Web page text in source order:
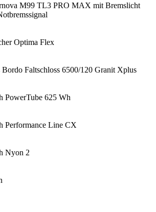
M99 TL3 PRO MAX mit Bremslicht
Optima Flex
Bordo Faltschloss 6500/120 Granit Xplus
PowerTube 625 Wh
Performance Line CX
Nyon 2